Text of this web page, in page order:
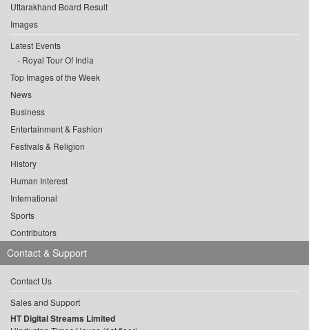
Uttarakhand Board Result
Images
Latest Events
Royal Tour Of India
Top Images of the Week
News
Business
Entertainment & Fashion
Festivals & Religion
History
Human Interest
International
Sports
Contributors
Contact & Support
Contact Us
Sales and Support
HT Digital Streams Limited